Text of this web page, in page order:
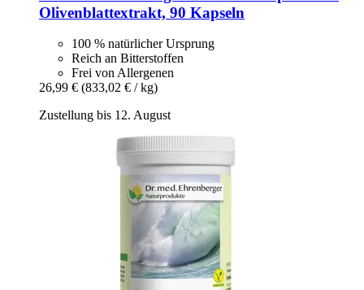
Olivenblattextrakt, 90 Kapseln
100 % natürlicher Ursprung
Reich an Bitterstoffen
Frei von Allergenen
26,99 € (833,02 € / kg)
Zustellung bis 12. August